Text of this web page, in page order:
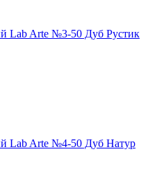
Lab Arte №3-50 Дуб Рустик
Lab Arte №4-50 Дуб Натур